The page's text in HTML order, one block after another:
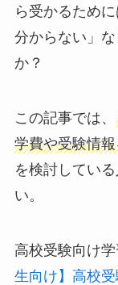
ら受かるため
分からない」
か？
この記事では、
学費や受験情
を検討してい
い。
高校受験向け
生向け】高校